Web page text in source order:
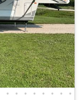
• • • • • • • •